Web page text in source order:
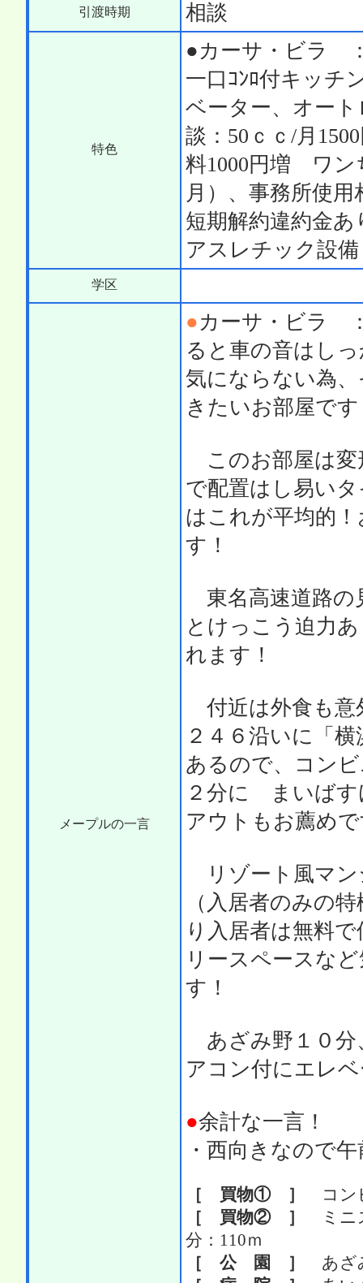
引渡時期 相談
特色
●カーサ・ビラ
一口ｺﾝﾛ付キッチ
ベーター、オー
談：50ｃｃ/月
料1000円増 ワン
月）、事務所使
短期解約違約金
アスレチック設備
学区
メープルの一言
●カーサ・ビラ
ると車の音はし
気にならない為
きたいお部屋です
このお部屋は変
で配置はし易い
はこれが平均的
す！
東名高速道路の
とけっこう迫力
れます！
付近は外食も意
２４６沿いに「
あるので、コンビ
２分に まいばす
アウトもお薦め
リゾート風マン
（入居者のみの
り入居者は無料
リースペースな
す！
あざみ野１０分
アコン付にエレ
●余計な一言！
・西向きなので
［ 買物① ］
コン
［ 買物② ］
ミニ
分：110ｍ
［ 公 園 ］
あざ